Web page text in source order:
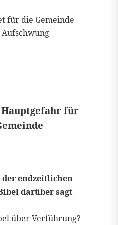
für die Gemeinde
für
endzeitlichen
darüber sagt
über Verführung?